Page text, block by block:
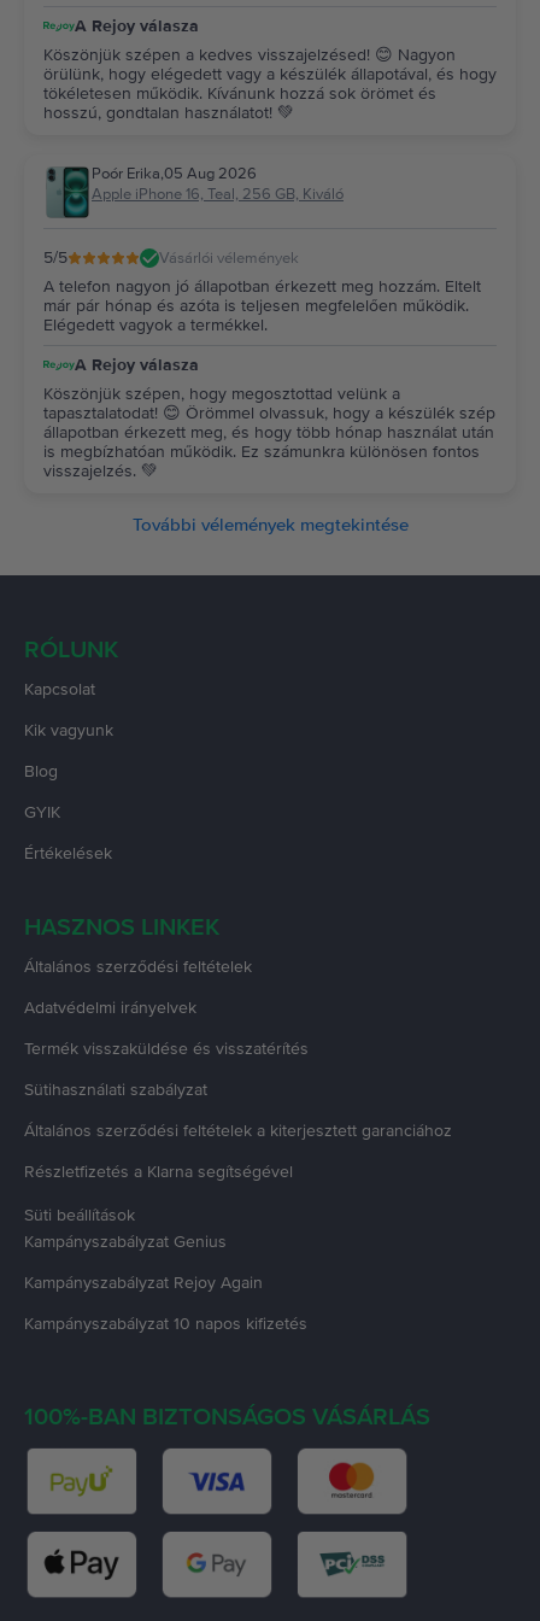
A Rejoy válasza
Köszönjük szépen a kedves visszajelzésed! 😊 Nagyon
örülünk, hogy elégedett vagy a készülék állapotával, és hogy
tökéletesen működik. Kívánunk hozzá sok örömet és
hosszú, gondtalan használatot! 💚
Poór Erika,05 Aug 2026
Apple iPhone 16, Teal, 256 GB, Kiváló
5/5 Vásárlói vélemények
A telefon nagyon jó állapotban érkezett meg hozzám. Eltelt
már pár hónap és azóta is teljesen megfelelően működik.
Elégedett vagyok a termékkel.
A Rejoy válasza
Köszönjük szépen, hogy megosztottad velünk a
tapasztalatodat! 😊 Örömmel olvassuk, hogy a készülék szép
állapotban érkezett meg, és hogy több hónap használat után
is megbízhatóan működik. Ez számunkra különösen fontos
visszajelzés. 💚
További vélemények megtekintése
RÓLUNK
Kapcsolat
Kik vagyunk
Blog
GYIK
Értékelések
HASZNOS LINKEK
Általános szerződési feltételek
Adatvédelmi irányelvek
Termék visszaküldése és visszatérítés
Sütihasználati szabályzat
Általános szerződési feltételek a kiterjesztett garanciához
Részletfizetés a Klarna segítségével
Süti beállítások
Kampányszabályzat Genius
Kampányszabályzat Rejoy Again
Kampányszabályzat 10 napos kifizetés
100%-BAN BIZTONSÁGOS VÁSÁRLÁS